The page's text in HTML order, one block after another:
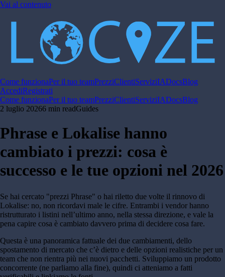
Vai al contenuto
Come funzionaPer il tuo teamPrezziClientiServiziIADocsBlog
AccediRegistrati
Come funzionaPer il tuo teamPrezziClientiServiziIADocsBlog
2 luglio 20266 min readGuides
Phrase e Lokalise hanno
cambiato i prezzi: cosa è
successo e le tue opzioni nel 2026
Se hai cercato "prezzi Phrase" o hai riletto due volte il rinnovo di
Lokalise: no, non ricordavi male le cifre. Entrambi i vendor hanno
ristrutturato i listini nell’ultimo anno, nella stessa direzione, e vale la
pena capire cosa è cambiato davvero prima di decidere cosa fare.
Questa è una panoramica fattuale dei due cambiamenti, dello
spostamento di mercato che c’è dietro e delle opzioni realistiche per un
team che non rientra più nei nuovi pacchetti. Sviluppiamo un prodotto
concorrente (ne parliamo alla fine), quindi ci atteniamo a fatti